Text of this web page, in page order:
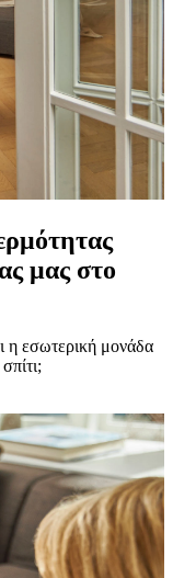
μας στο
η εσωτερική μονάδα